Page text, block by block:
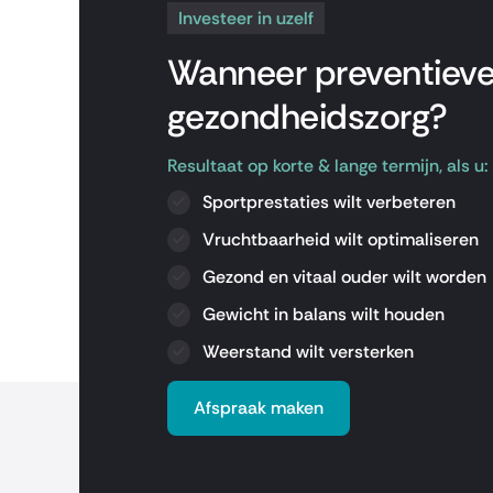
Investeer in uzelf
Wanneer
gezondheidszorg?
Resultaat op korte & lange termijn, als u:
Sportprestaties wilt verbeteren
Vruchtbaarheid wilt optimaliseren
Gezond en vitaal ouder wilt worden
Gewicht in balans wilt houden
Weerstand wilt versterken
Afspraak maken